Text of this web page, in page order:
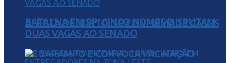
ALERTA DE SURTO: SP CONFIRMA 23 CASOS
DE SARAMPO E CONVOCA VACINAÇÃO
BATALHA EM SP: CINCO NOMES DISPUTAM
DUAS VAGAS AO SENADO